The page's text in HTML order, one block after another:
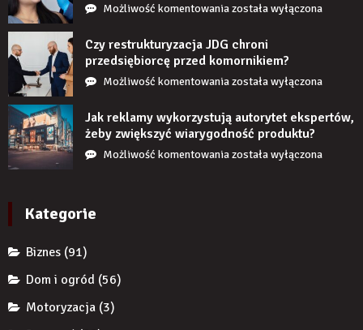
Możliwość komentowaniaCo
stanie,
jeśli
przez
czas
nie
uzupełnię
braku
została wyłączona
Czy restrukturyzacja JDG chroni
przedsiębiorcę przed komornikiem?
Możliwość komentowaniaCzy
JDG
chroni
przedsiębiorcę
została wyłączona
Jak reklamy wykorzystują autorytet ekspertów,
żeby zwiększyć wiarygodność produktu?
Możliwość komentowaniaJak
została wyłączona
Kategorie
Biznes (91)
Dom i ogród (56)
Motoryzacja (3)